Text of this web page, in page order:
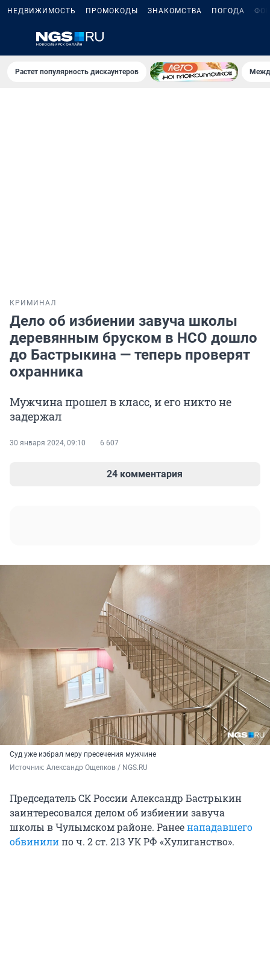
НЕДВИЖИМОСТЬ ПРОМОКОДЫ ЗНАКОМСТВА ПОГОДА
Растет популярность дискаунтеров
КРИМИНАЛ
Дело об избиении завуча школы
деревянным бруском в НСО дошло
до Бастрыкина — теперь проверят
охранника
Мужчина прошел в класс, и его никто не
задержал
30 января 2024, 09:10 6 607
24 комментария
Суд уже избрал меру пресечения мужчине
Источник: Александр Ощепков / NGS.RU
Председатель СК России Александр Бастрыкин
заинтересовался делом об избиении завуча
школы в Чулымском районе. Ранеенападавшего
обвинилипо ч. 2 ст. 213 УК РФ «Хулиганство».